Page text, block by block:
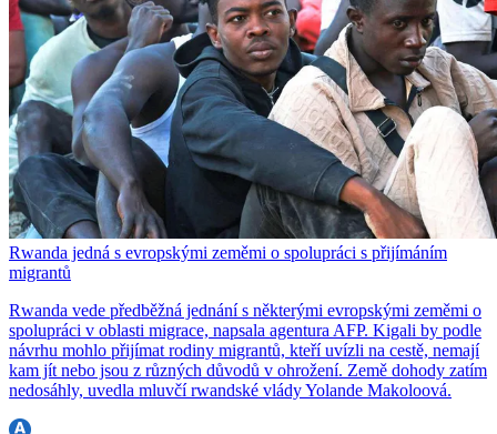
Rwanda jedná s evropskými zeměmi o spolupráci s přijímáním
migrantů
Rwanda vede předběžná jednání s některými evropskými zeměmi o
spolupráci v oblasti migrace, napsala agentura AFP. Kigali by podle
návrhu mohlo přijímat rodiny migrantů, kteří uvízli na cestě, nemají
kam jít nebo jsou z různých důvodů v ohrožení. Země dohody zatím
nedosáhly, uvedla mluvčí rwandské vlády Yolande Makoloová.